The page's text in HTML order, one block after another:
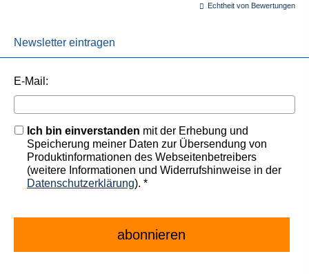
Echtheit von Bewertungen
Newsletter eintragen
E-Mail:
Ich bin einverstanden mit der Erhebung und
Speicherung meiner Daten zur Übersendung von
Produktinformationen des Webseitenbetreibers
(weitere Informationen und Widerrufshinweise in der
Datenschutzerklärung). *